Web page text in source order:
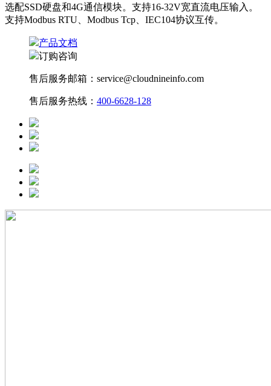
选配SSD硬盘和4G通信模块。支持16-32V宽直流电压输入。
支持Modbus RTU、Modbus Tcp、IEC104协议互传。
产品文档
订购咨询
售后服务邮箱：service@cloudnineinfo.com
售后服务热线： 400-6628-128